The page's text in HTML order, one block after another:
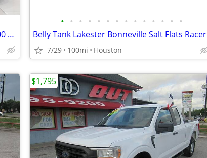
2025 RAM ProMaster 2500 Tradesman 2500 High Roof 159 WB w/Pass Seat
• • • • • • • • • • • • • •
Belly Tank Lakester Bonneville Salt Flats Racer
7/29 100mi Houston
$1,795